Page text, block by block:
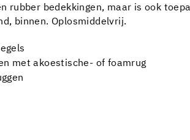
rubber bedekkingen, maar is ook
binnen. Oplosmiddelvrij.
met akoestische- of foamrug